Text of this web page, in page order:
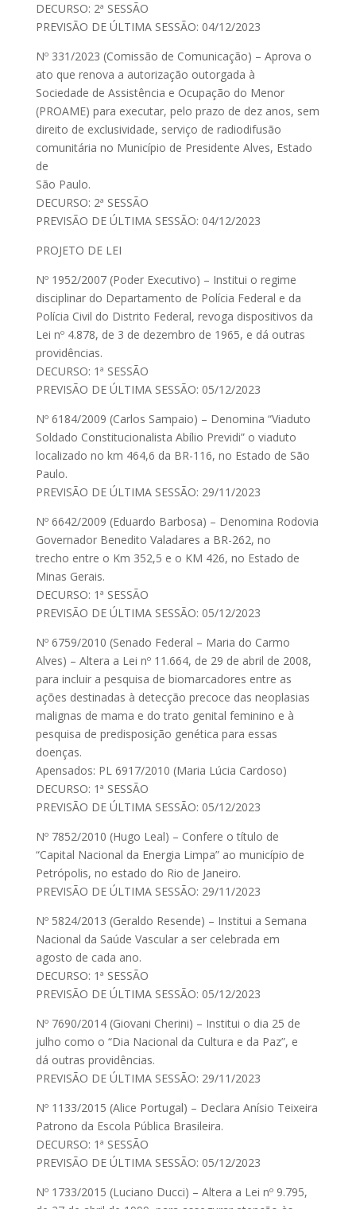
DECURSO: 2ª SESSÃO
PREVISÃO DE ÚLTIMA SESSÃO: 04/12/2023
Nº 331/2023 (Comissão de Comunicação) – Aprova o
ato que renova a autorização outorgada à
Sociedade de Assistência e Ocupação do Menor
(PROAME) para executar, pelo prazo de dez anos, sem
direito de exclusividade, serviço de radiodifusão
comunitária no Município de Presidente Alves, Estado
de
São Paulo.
DECURSO: 2ª SESSÃO
PREVISÃO DE ÚLTIMA SESSÃO: 04/12/2023
PROJETO DE LEI
Nº 1952/2007 (Poder Executivo) – Institui o regime
disciplinar do Departamento de Polícia Federal e da
Polícia Civil do Distrito Federal, revoga dispositivos da
Lei nº 4.878, de 3 de dezembro de 1965, e dá outras
providências.
DECURSO: 1ª SESSÃO
PREVISÃO DE ÚLTIMA SESSÃO: 05/12/2023
Nº 6184/2009 (Carlos Sampaio) – Denomina “Viaduto
Soldado Constitucionalista Abílio Previdi” o viaduto
localizado no km 464,6 da BR-116, no Estado de São
Paulo.
PREVISÃO DE ÚLTIMA SESSÃO: 29/11/2023
Nº 6642/2009 (Eduardo Barbosa) – Denomina Rodovia
Governador Benedito Valadares a BR-262, no
trecho entre o Km 352,5 e o KM 426, no Estado de
Minas Gerais.
DECURSO: 1ª SESSÃO
PREVISÃO DE ÚLTIMA SESSÃO: 05/12/2023
Nº 6759/2010 (Senado Federal – Maria do Carmo
Alves) – Altera a Lei nº 11.664, de 29 de abril de 2008,
para incluir a pesquisa de biomarcadores entre as
ações destinadas à detecção precoce das neoplasias
malignas de mama e do trato genital feminino e à
pesquisa de predisposição genética para essas
doenças.
Apensados: PL 6917/2010 (Maria Lúcia Cardoso)
DECURSO: 1ª SESSÃO
PREVISÃO DE ÚLTIMA SESSÃO: 05/12/2023
Nº 7852/2010 (Hugo Leal) – Confere o título de
“Capital Nacional da Energia Limpa” ao município de
Petrópolis, no estado do Rio de Janeiro.
PREVISÃO DE ÚLTIMA SESSÃO: 29/11/2023
Nº 5824/2013 (Geraldo Resende) – Institui a Semana
Nacional da Saúde Vascular a ser celebrada em
agosto de cada ano.
DECURSO: 1ª SESSÃO
PREVISÃO DE ÚLTIMA SESSÃO: 05/12/2023
Nº 7690/2014 (Giovani Cherini) – Institui o dia 25 de
julho como o “Dia Nacional da Cultura e da Paz”, e
dá outras providências.
PREVISÃO DE ÚLTIMA SESSÃO: 29/11/2023
Nº 1133/2015 (Alice Portugal) – Declara Anísio Teixeira
Patrono da Escola Pública Brasileira.
DECURSO: 1ª SESSÃO
PREVISÃO DE ÚLTIMA SESSÃO: 05/12/2023
Nº 1733/2015 (Luciano Ducci) – Altera a Lei nº 9.795,